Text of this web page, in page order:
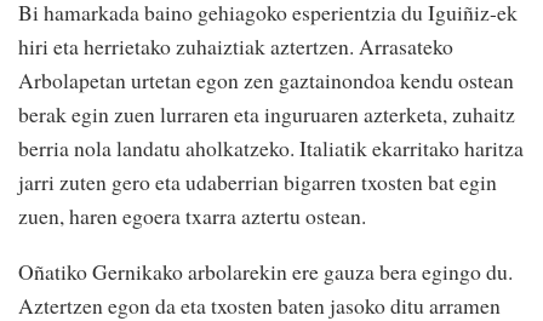
Bi hamarkada baino gehiagoko esperientzia du Iguiñiz-ek
hiri eta herrietako zuhaiztiak aztertzen. Arrasateko
Arbolapetan urtetan egon zen gaztainondoa kendu ostean
berak egin zuen lurraren eta inguruaren azterketa, zuhaitz
berria nola landatu aholkatzeko. Italiatik ekarritako haritza
jarri zuten gero eta udaberrian bigarren txosten bat egin
zuen, haren egoera txarra aztertu ostean.
Oñatiko Gernikako arbolarekin ere gauza bera egingo du.
Aztertzen egon da eta txosten baten jasoko ditu arramen